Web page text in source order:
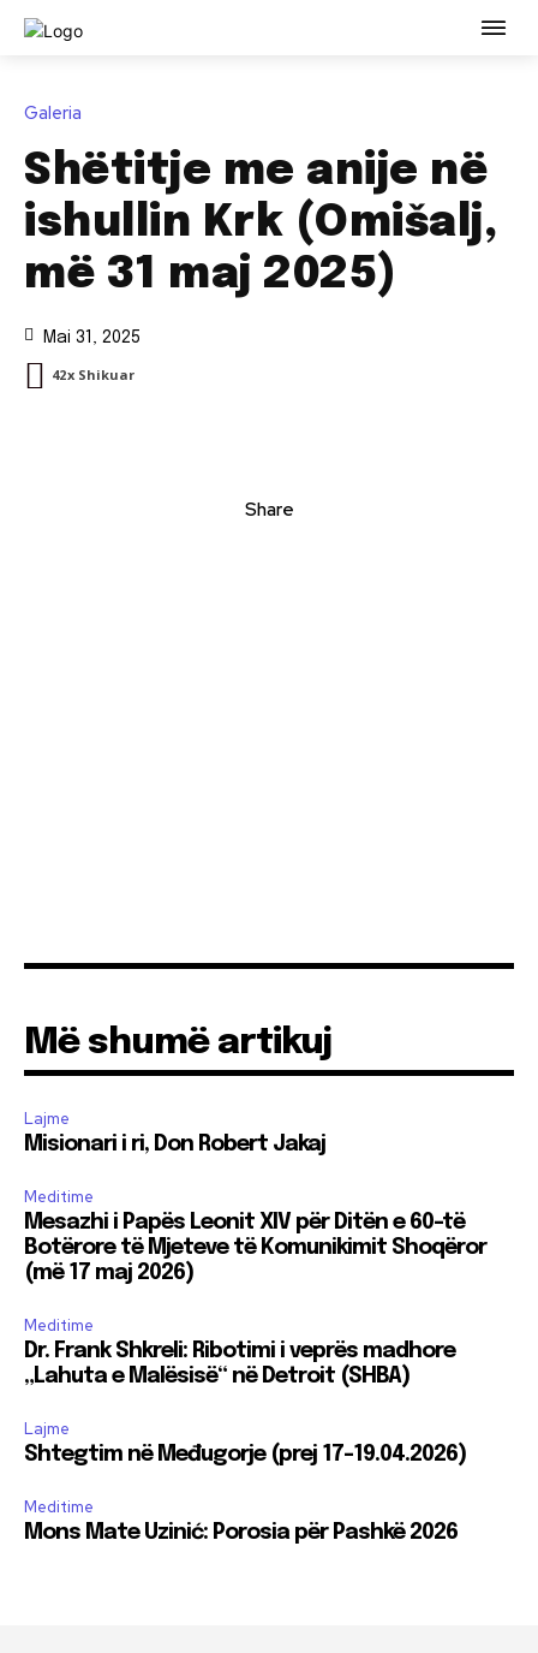
Galeria
Shëtitje me anije në
ishullin Krk (Omišalj,
më 31 maj 2025)
Mai 31, 2025
42X Shikuar
Share
Më shumë artikuj
Lajme
Misionari i ri, Don Robert Jakaj
Meditime
Mesazhi i Papës Leonit XIV për Ditën e 60-të
Botërore të Mjeteve të Komunikimit Shoqëror
(më 17 maj 2026)
Meditime
Dr. Frank Shkreli: Ribotimi i veprës madhore
„Lahuta e Malësisë“ në Detroit (SHBA)
Lajme
Shtegtim në Međugorje (prej 17-19.04.2026)
Meditime
Mons Mate Uzinić: Porosia për Pashkë 2026